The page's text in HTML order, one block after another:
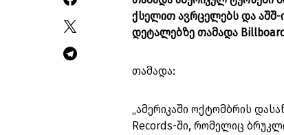
ქსელით ავრცელებს და
დეტალებზე თამადა
თამადა:
„ამერიკაში ოქტომბრის
Records-ში, რომელიც